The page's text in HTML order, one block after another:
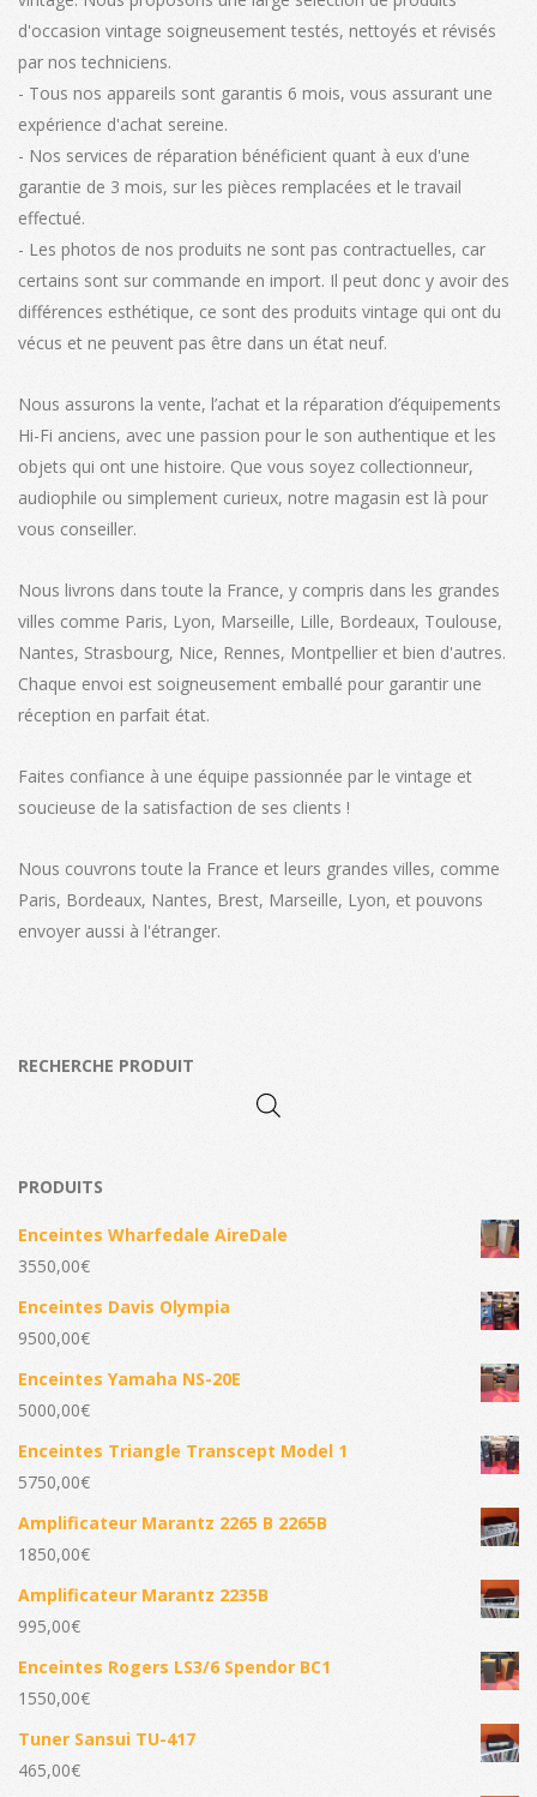
d'occasion vintage soigneusement testés, nettoyés et révisés
par nos techniciens.
- Tous nos appareils sont garantis 6 mois, vous assurant une
expérience d'achat sereine.
- Nos services de réparation bénéficient quant à eux d'une
garantie de 3 mois, sur les pièces remplacées et le travail
effectué.
- Les photos de nos produits ne sont pas contractuelles, car
certains sont sur commande en import. Il peut donc y avoir des
différences esthétique, ce sont des produits vintage qui ont du
vécus et ne peuvent pas être dans un état neuf.
Nous assurons la vente, l’achat et la réparation d’équipements
Hi-Fi anciens, avec une passion pour le son authentique et les
objets qui ont une histoire. Que vous soyez collectionneur,
audiophile ou simplement curieux, notre magasin est là pour
vous conseiller.
Nous livrons dans toute la France, y compris dans les grandes
villes comme Paris, Lyon, Marseille, Lille, Bordeaux, Toulouse,
Nantes, Strasbourg, Nice, Rennes, Montpellier et bien d'autres.
Chaque envoi est soigneusement emballé pour garantir une
réception en parfait état.
Faites confiance à une équipe passionnée par le vintage et
soucieuse de la satisfaction de ses clients !
Nous couvrons toute la France et leurs grandes villes, comme
Paris, Bordeaux, Nantes, Brest, Marseille, Lyon, et pouvons
envoyer aussi à l'étranger.
RECHERCHE PRODUIT
PRODUITS
Enceintes Wharfedale AireDale
3550,00€
Enceintes Davis Olympia
9500,00€
Enceintes Yamaha NS-20E
5000,00€
Enceintes Triangle Transcept Model 1
5750,00€
Amplificateur Marantz 2265 B 2265B
1850,00€
Amplificateur Marantz 2235B
995,00€
Enceintes Rogers LS3/6 Spendor BC1
1550,00€
Tuner Sansui TU-417
465,00€